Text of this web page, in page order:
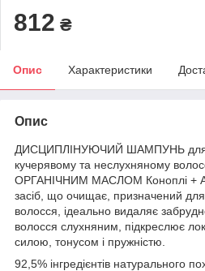
812 ₴
Опис Характеристики
Опис
ДИСЦИПЛІНУЮЧИЙ ШАМПУНЬ для
кучерявому та неслухняному
ОРГАНІЧНИМ МАСЛОМ Коноплі +
засіб, що очищає, призначений для
волосся, ідеально видаляє
волосся слухняним, підкреслює
силою, тонусом і пружністю.
92,5% інгредієнтів натурального